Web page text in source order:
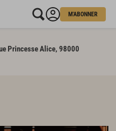
M'ABONNER
Princesse Alice, 98000